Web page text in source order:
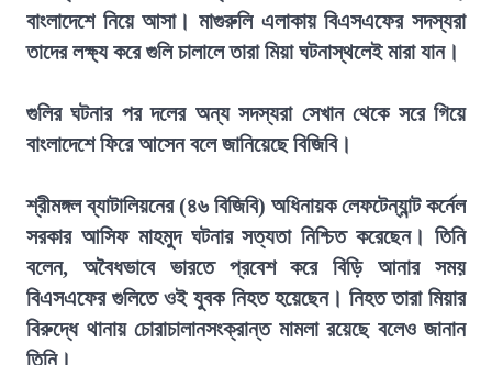
বাংলাদেশে নিয়ে আসা। মাগুরুলি এলাকায় বিএসএফের সদস্যরা
তাদের লক্ষ্য করে গুলি চালালে তারা মিয়া ঘটনাস্থলেই মারা যান।
গুলির ঘটনার পর দলের অন্য সদস্যরা সেখান থেকে সরে গিয়ে
বাংলাদেশে ফিরে আসেন বলে জানিয়েছে বিজিবি।
শ্রীমঙ্গল ব্যাটালিয়নের (৪৬ বিজিবি) অধিনায়ক লেফটেন্যান্ট কর্নেল
সরকার আসিফ মাহমুদ ঘটনার সত্যতা নিশ্চিত করেছেন। তিনি
বলেন, অবৈধভাবে ভারতে প্রবেশ করে বিড়ি আনার সময়
বিএসএফের গুলিতে ওই যুবক নিহত হয়েছেন। নিহত তারা মিয়ার
বিরুদ্ধে থানায় চোরাচালানসংক্রান্ত মামলা রয়েছে বলেও জানান
তিনি।